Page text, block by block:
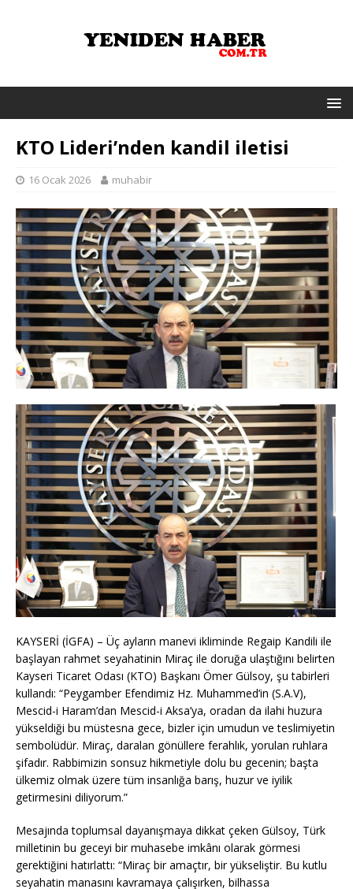
KTO Lideri’nden kandil iletisi
16 Ocak 2026 muhabir
KAYSERİ (İGFA) – Üç ayların manevi ikliminde Regaip Kandili ile
başlayan rahmet seyahatinin Miraç ile doruğa ulaştığını belirten
Kayseri Ticaret Odası (KTO) Başkanı Ömer Gülsoy, şu tabirleri
kullandı: “Peygamber Efendimiz Hz. Muhammed’in (S.A.V),
Mescid-i Haram’dan Mescid-i Aksa’ya, oradan da ilahi huzura
yükseldiği bu müstesna gece, bizler için umudun ve teslimiyetin
sembolüdür. Miraç, daralan gönüllere ferahlık, yorulan ruhlara
şifadır. Rabbimizin sonsuz hikmetiyle dolu bu gecenin; başta
ülkemiz olmak üzere tüm insanlığa barış, huzur ve iyilik
getirmesini diliyorum.”
Mesajında toplumsal dayanışmaya dikkat çeken Gülsoy, Türk
milletinin bu geceyi bir muhasebe imkânı olarak görmesi
gerektiğini hatırlattı: “Miraç bir amaçtır, bir yükseliştir. Bu kutlu
seyahatin manasını kavramaya çalışırken, bilhassa